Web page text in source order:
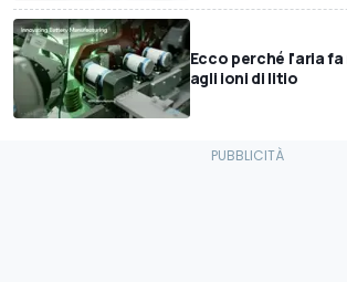
Ecco perché l'aria
agli ioni di litio